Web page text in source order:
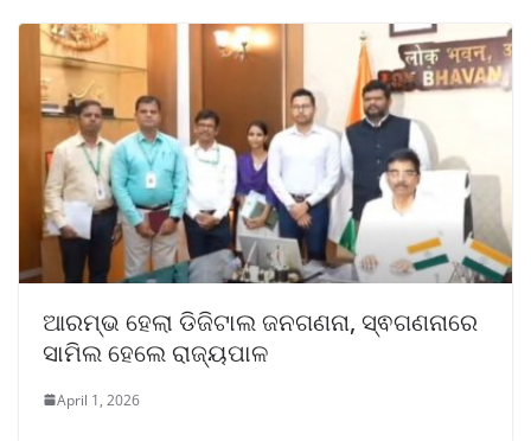
ଆରମ୍ଭ ହେଲା ଡିଜିଟାଲ ଜନଗଣନା, ସ୍ଵଗଣନାରେ
ସାମିଲ ହେଲେ ରାଜ୍ୟପାଳ
April 1, 2026